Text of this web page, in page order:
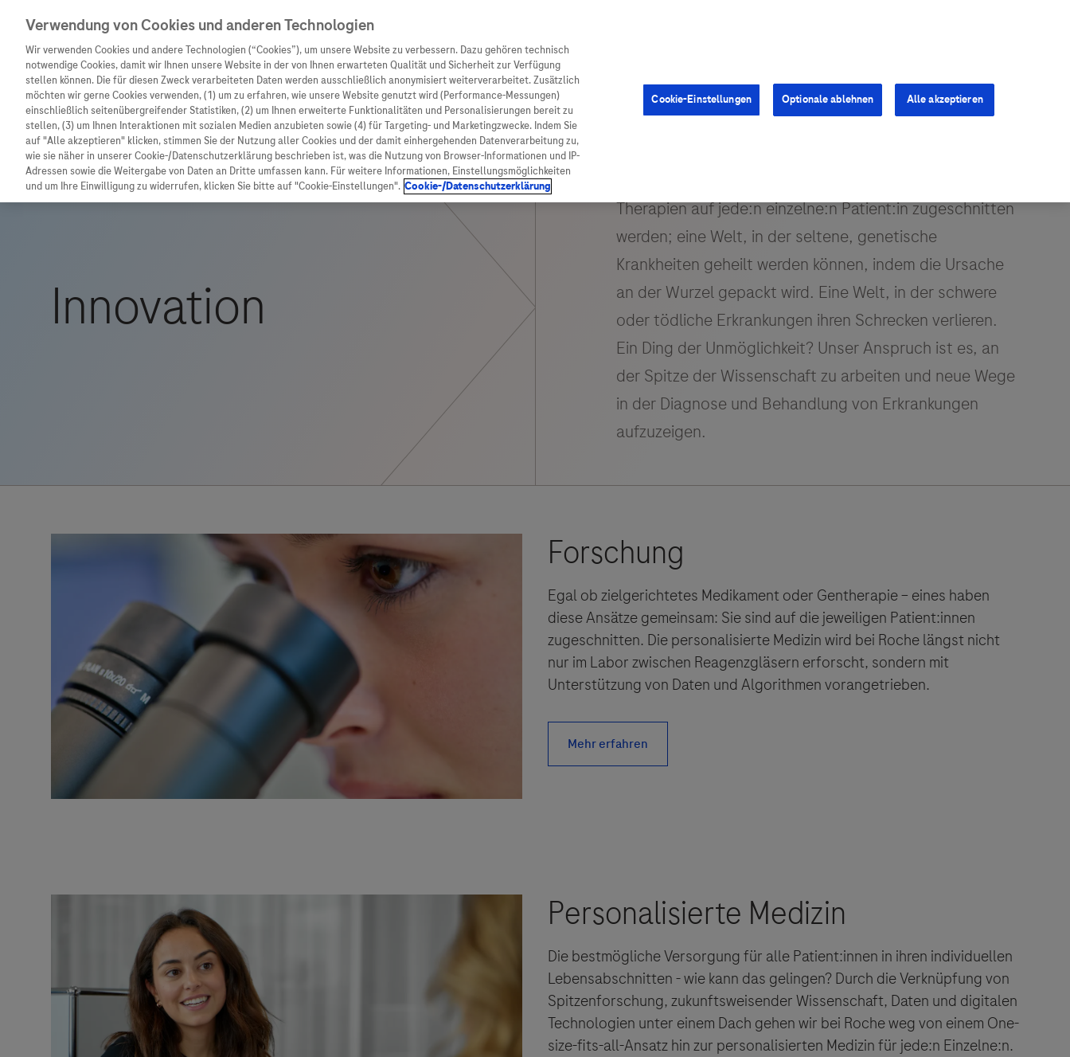
Unternehmen
Was uns antreibt
Podcast
Innovation
Personalisierte Medizin
Patienteninformationen
Informationen zu Krankheiten
Arzneimittel
Arzneimittel
Arzneimittel A-Z
Roche Fachportal
Vigilanz-Training
Diagnostik
Egal ob zielgerichtetes Medikament oder Gentherapie – eines haben
diese Ansätze gemeinsam: Sie sind auf die jeweiligen Patient:innen
zugeschnitten. Die personalisierte Medizin wird bei Roche längst nicht
nur im Labor zwischen Reagenzgläsern erforscht, sondern mit
Unterstützung von Daten und Algorithmen vorangetrieben.
Die bestmögliche Versorgung für alle Patient:innen in ihren individuellen
Lebensabschnitten - wie kann das gelingen? Durch die Verknüpfung von
Spitzenforschung, zukunftsweisender Wissenschaft, Daten und digitalen
Technologien unter einem Dach gehen wir bei Roche weg von einem One-
size-fits-all-Ansatz hin zur personalisierten Medizin für jede:n Einzelne:n.
Verwendung von Cookies und anderen Technologien
Wir verwenden Cookies und andere Technologien (“Cookies”), um unsere Website zu verbessern. Dazu gehören technisch
notwendige Cookies, damit wir Ihnen unsere Website in der von Ihnen erwarteten Qualität und Sicherheit zur Verfügung
stellen können. Die für diesen Zweck verarbeiteten Daten werden ausschließlich anonymisiert weiterverarbeitet. Zusätzlich
möchten wir gerne Cookies verwenden, (1) um zu erfahren, wie unsere Website genutzt wird (Performance-Messungen)
einschließlich seitenübergreifender Statistiken, (2) um Ihnen erweiterte Funktionalitäten und Personalisierungen bereit zu
stellen, (3) um Ihnen Interaktionen mit sozialen Medien anzubieten sowie (4) für Targeting- und Marketingzwecke. Indem Sie
auf "Alle akzeptieren" klicken, stimmen Sie der Nutzung aller Cookies und der damit einhergehenden Datenverarbeitung zu,
wie sie näher in unserer Cookie-/Datenschutzerklärung beschrieben ist, was die Nutzung von Browser-Informationen und IP-
Adressen sowie die Weitergabe von Daten an Dritte umfassen kann. Für weitere Informationen, Einstellungsmöglichkeiten
und um Ihre Einwilligung zu widerrufen, klicken Sie bitte auf "Cookie-Einstellungen". Cookie-/Datenschutzerklärung
Cookie-Einstellungen Optionale ablehnen Alle akzeptieren